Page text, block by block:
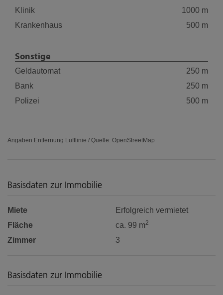
Klinik
1000 m
Krankenhaus
500 m
Sonstige
Geldautomat
250 m
Bank
250 m
Polizei
500 m
Angaben Entfernung Luftlinie / Quelle: OpenStreetMap
Basisdaten zur Immobilie
Miete
Erfolgreich vermietet
Fläche
ca. 99 m2
Zimmer 3
Basisdaten zur Immobilie